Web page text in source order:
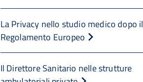
La Privacy nello studio medico dopo il
Regolamento Europeo
Il Direttore Sanitario nelle strutture